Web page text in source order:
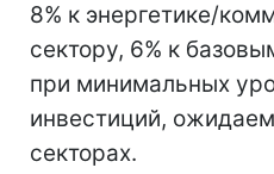
8% к энергетике/
сектору, 6% к
при минимальных
инвестиций,
секторах.